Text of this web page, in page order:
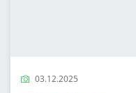
03.12.2025